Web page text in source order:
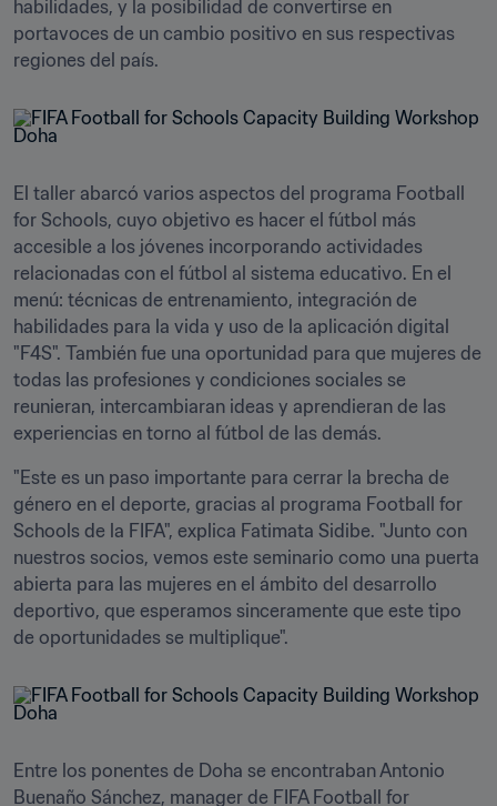
habilidades, y la posibilidad de convertirse en
portavoces de un cambio positivo en sus respectivas
El taller abarcó varios aspectos del programa Football
for Schools, cuyo objetivo es hacer el fútbol más
accesible a los jóvenes incorporando actividades
relacionadas con el fútbol al sistema educativo. En el
menú: técnicas de entrenamiento, integración de
habilidades para la vida y uso de la aplicación digital
"F4S". También fue una oportunidad para que mujeres de
todas las profesiones y condiciones sociales se
reunieran, intercambiaran ideas y aprendieran de las
experiencias en torno al fútbol de las demás.
"Este es un paso importante para cerrar la brecha de
género en el deporte, gracias al programa Football for
Schools de la FIFA", explica Fatimata Sidibe. "Junto con
nuestros socios, vemos este seminario como una puerta
abierta para las mujeres en el ámbito del desarrollo
deportivo, que esperamos sinceramente que este tipo
Entre los ponentes de Doha se encontraban Antonio
Buenaño Sánchez, manager de FIFA Football for